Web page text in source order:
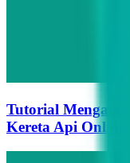
Tutorial
Kereta Api Online